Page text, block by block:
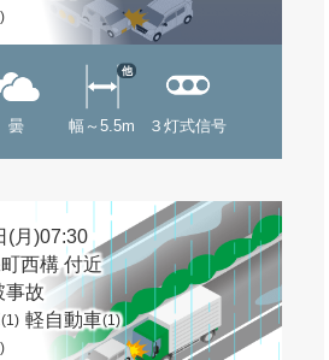
曇 幅～5.5m
他
３灯式信号
(月)07:30
西構 付近
事故
(1) 軽自動車(1)